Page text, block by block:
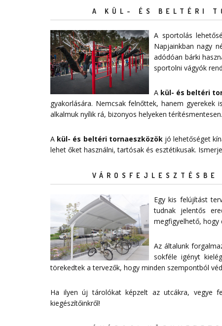
A KÜL- ÉS BELTÉRI
A sportolás
Napjainkban nagy
adódóan bárki
sportolni vágyók
A kül- és beltéri
gyakorlására. Nemcsak felnőttek, hanem
alkalmuk nyílik rá, bizonyos helyeken térítésmentesen.
A kül- és beltéri tornaeszközökjó lehetőséget
lehet őket használni, tartósak és esztétikusak.
Egy kis felújítást
tudnak jelentős
megfigyelhető, hogy
Az általunk
sokféle igényt
törekedtek a tervezők, hogy minden szempontból
Ha ilyen új tárolókat képzelt az utcákra, vegye
kiegészítőinkről!